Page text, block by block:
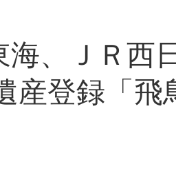
海、ＪＲ西
産登録「